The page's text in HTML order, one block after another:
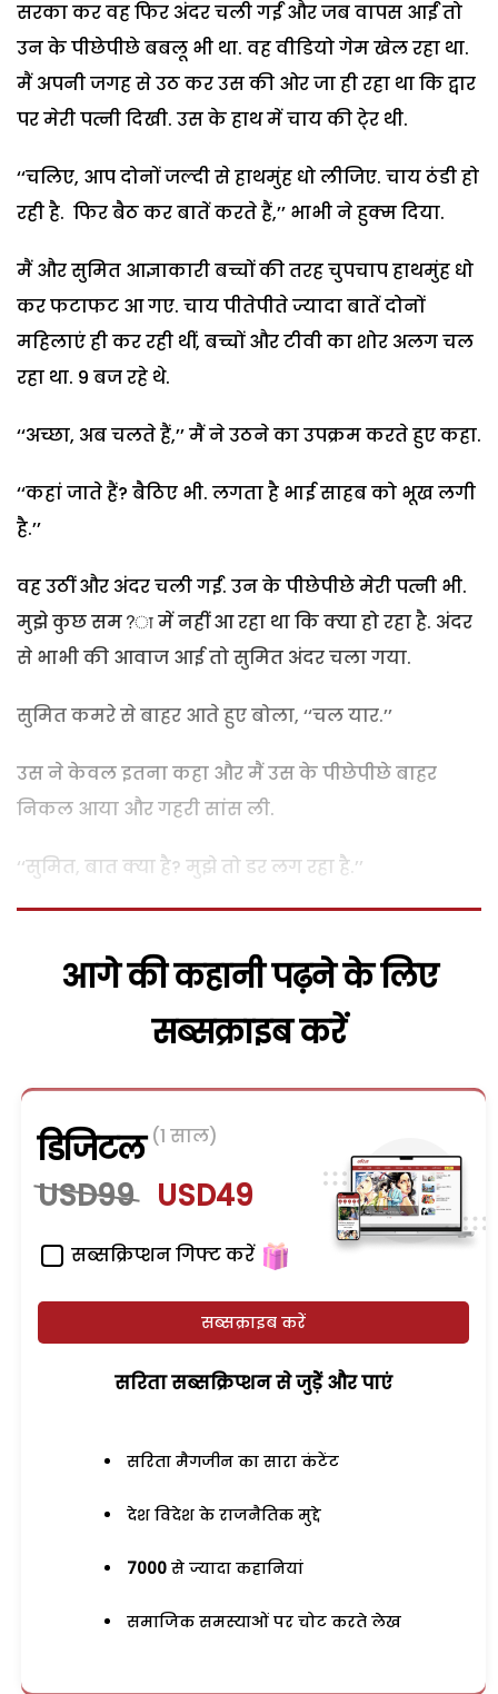
सरका कर वह फिर अंदर चली गईं और जब वापस आईं तो
उन के पीछेपीछे बबलू भी था. वह वीडियो गेम खेल रहा था.
मैं अपनी जगह से उठ कर उस की ओर जा ही रहा था कि द्वार
पर मेरी पत्नी दिखी. उस के हाथ में चाय की टे्र थी.
‘‘चलिए, आप दोनों जल्दी से हाथमुंह धो लीजिए. चाय ठंडी हो
रही है. फिर बैठ कर बातें करते हैं,’’ भाभी ने हुक्म दिया.
मैं और सुमित आज्ञाकारी बच्चों की तरह चुपचाप हाथमुंह धो
कर फटाफट आ गए. चाय पीतेपीते ज्यादा बातें दोनों
महिलाएं ही कर रही थीं, बच्चों और टीवी का शोर अलग चल
रहा था. 9 बज रहे थे.
‘‘अच्छा, अब चलते हैं,’’ मैं ने उठने का उपक्रम करते हुए कहा.
‘‘कहां जाते हैं? बैठिए भी. लगता है भाई साहब को भूख लगी
है.’’
वह उठीं और अंदर चली गईं. उन के पीछेपीछे मेरी पत्नी भी.
मुझे कुछ सम?ा में नहीं आ रहा था कि क्या हो रहा है. अंदर
से भाभी की आवाज आई तो सुमित अंदर चला गया.
सुमित कमरे से बाहर आते हुए बोला, ‘‘चल यार.’’
उस ने केवल इतना कहा और मैं उस के पीछेपीछे बाहर
निकल आया और गहरी सांस ली.
‘‘सुमित, बात क्या है? मुझे तो डर लग रहा है.’’
आगे की कहानी पढ़ने के लिए
सब्सक्राइब करें
डिजिटल (1 साल)
USD99 USD49
सब्सक्रिप्शन गिफ्ट करें
सब्सक्राइब करें
सरिता सब्सक्रिप्शन से जुड़ेें और पाएं
सरिता मैगजीन का सारा कंटेंट
देश विदेश के राजनैतिक मुद्दे
7000 से ज्यादा कहानियां
समाजिक समस्याओं पर चोट करते लेख